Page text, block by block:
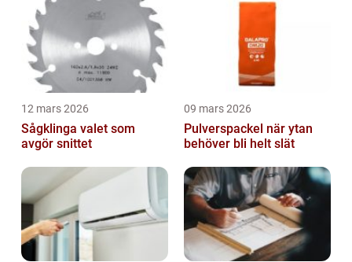
12 mars 2026
Sågklinga valet som
avgör snittet
09 mars 2026
Pulverspackel när ytan
behöver bli helt slät